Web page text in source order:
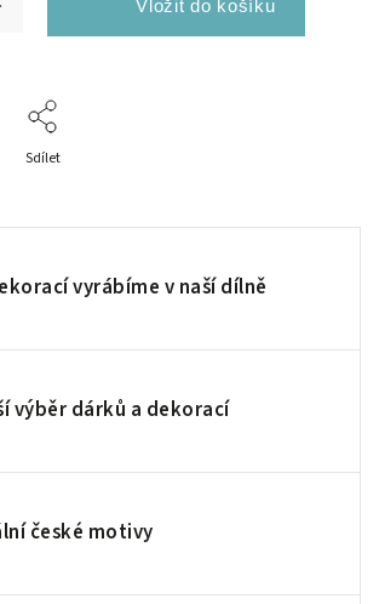
Sdílet
vyrábíme v naší dílně
výběr dárků a dekorací
české motivy